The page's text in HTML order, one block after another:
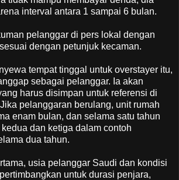
interval antara 1 sampai 6 bulan.
pelanggar di pers lokal dengan
dengan petunjuk kecaman.
tempat tinggal untuk overstayer itu,
sebagai pelanggar. Ia akan
harus disimpan untuk referensi di
pelanggaran berulang, unit rumah
enam bulan, dan selama satu tahun
dan ketiga dalam contoh
dua tahun.
usia pelanggar Saudi dan kondisi
untuk durasi penjara,